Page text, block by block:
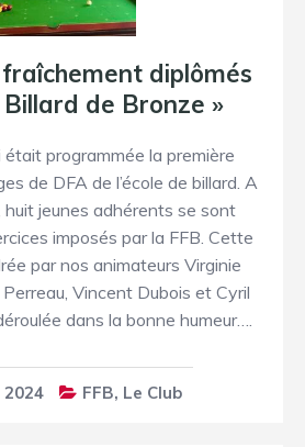
diplômés
Billard de Bronze »
programmée la première
de DFA de l’école de billard. A
jeunes adhérents se sont
imposés par la FFB. Cette
par nos animateurs Virginie
Vincent Dubois et Cyril
dans la bonne humeur….
2024 FFB, Le Club